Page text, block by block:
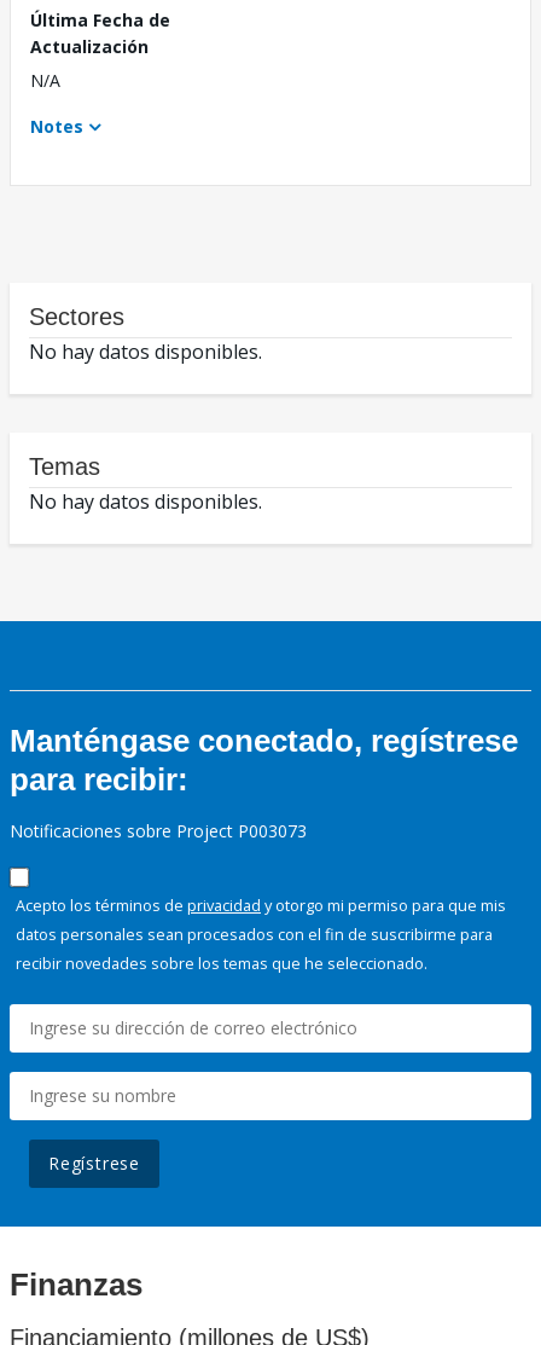
Última Fecha de
Actualización
N/A
Notes
Sectores
No hay datos disponibles.
Temas
No hay datos disponibles.
Manténgase conectado, regístrese
para recibir:
Notificaciones sobre Project P003073
Acepto los términos de privacidad y otorgo mi permiso para que mis
datos personales sean procesados con el fin de suscribirme para
recibir novedades sobre los temas que he seleccionado.
Regístrese
Finanzas
Financiamiento (millones de US$)